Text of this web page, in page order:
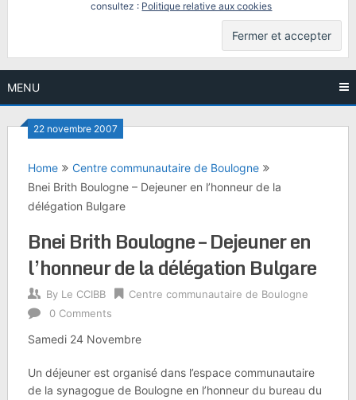
consultez : Politique relative aux cookies
MENU
22 novembre 2007
Home
Centre communautaire de Boulogne
Bnei Brith Boulogne – Dejeuner en l’honneur de la
délégation Bulgare
Bnei Brith Boulogne – Dejeuner en
l’honneur de la délégation Bulgare
By Le CCIBB
Centre communautaire de Boulogne
0 Comments
Samedi 24 Novembre
Un déjeuner est organisé dans l’espace communautaire
de la synagogue de Boulogne en l’honneur du bureau du